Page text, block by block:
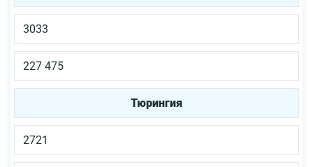
3033
227 475
Тюрингия
2721